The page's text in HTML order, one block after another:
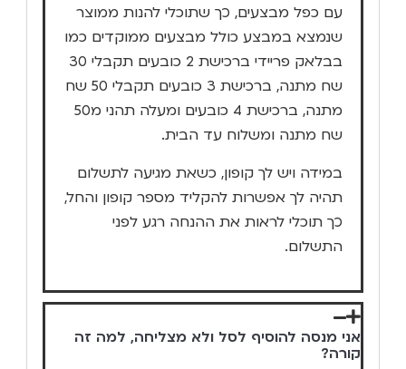
עם כפל מבצעים, כך שתוכלי להנות ממוצר
שנמצא במבצע כולל מבצעים ממוקדים כמו
בבלאק פריידי ברכישת 2 כובעים תקבלי 30
שח מתנה, ברכישת 3 כובעים תקבלי 50 שח
מתנה, ברכישת 4 כובעים ומעלה תהני מ50
שח מתנה ומשלוח עד הבית.
במידה ויש לך קופון, כשאת מגיעה לתשלום
תהיה לך אפשרות להקליד מספר קופון והחל,
כך תוכלי לראות את ההנחה רגע לפני
התשלום.
אני מנסה להוסיף לסל ולא מצליחה, למה זה
קורה?